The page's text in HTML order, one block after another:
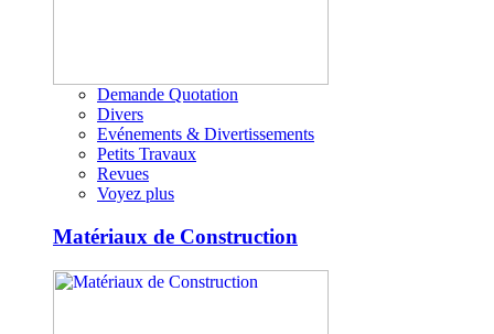
Demande Quotation
Divers
Evénements & Divertissements
Petits Travaux
Revues
Voyez plus
Matériaux de Construction